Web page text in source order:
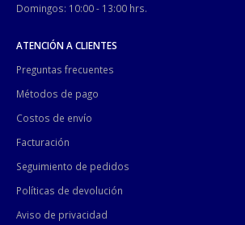
Domingos: 10:00 - 13:00 hrs.
ATENCIÓN A CLIENTES
Preguntas frecuentes
Métodos de pago
Costos de envío
Facturación
Seguimiento de pedidos
Políticas de devolución
Aviso de privacidad